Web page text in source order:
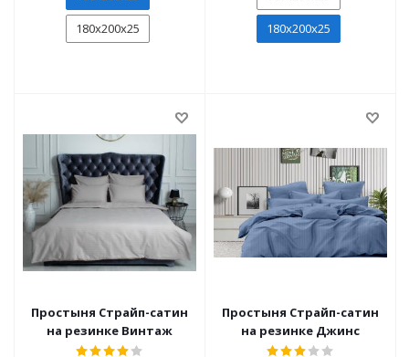
180x200x25
180x200x25
Простыня Страйп-сатин
на резинке Винтаж
Простыня Страйп-сатин
на резинке Джинс